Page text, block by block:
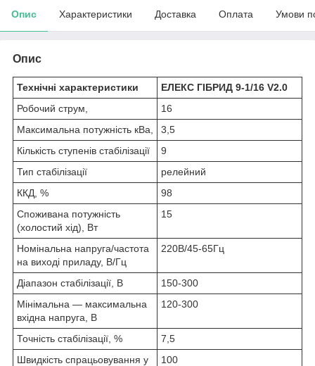
Опис Характеристики Доставка Оплата Умови
Опис
Технічні характеристики
ЕЛЕКС ГІБРИД 9-1/16 V2.0
Робочий струм,
16
Максимальна потужність кВа,
3,5
Кількість ступенів стабілізації
9
Тип стабілізації
релейний
ККД, %
98
Споживана потужність
(холостий хід), Вт
15
Номінальна напруга/частота
на виході приладу, В/Гц
220В/45-65Гц
Діапазон стабілізації, В
150-300
Мінімальна — максимальна
вхідна напруга, В
120-300
Точність стабілізації, %
7,5
Швидкість спрацьовування у
100